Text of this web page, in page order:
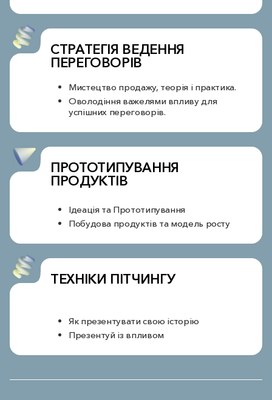
СТРАТЕГІЯ ВЕДЕННЯ
ПЕРЕГОВОРІВ
Мистецтво продажу, теорія і практика.
Оволодіння важелями впливу для
успішних переговорів.
ПРОТОТИПУВАННЯ
ПРОДУКТІВ
Ідеація та Прототипування
Побудова продуктів та модель росту
ТЕХНІКИ ПІТЧИНГУ
Як презентувати свою історію
Презентуй із впливом